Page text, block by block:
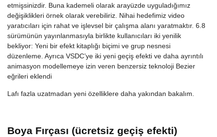
etmişsinizdir. Buna kademeli olarak arayüzde uyguladığımız
değişiklikleri örnek olarak verebiliriz. Nihai hedefimiz video
yaratıcıları için rahat ve işlevsel bir çalışma alanı yaratmaktır. 6.8
sürümünün yayınlanmasıyla birlikte kullanıcıları iki yenilik
bekliyor: Yeni bir efekt kitaplığı biçimi ve grup nesnesi
düzenleme. Ayrıca VSDC’ye iki yeni geçiş efekti ve daha ayrıntılı
animasyon modellemeye izin veren benzersiz teknoloji Bezier
eğrileri eklendi
Lafı fazla uzatmadan yeni özelliklere daha yakından bakalım.
Boya Fırçası (ücretsiz geçiş efekti)